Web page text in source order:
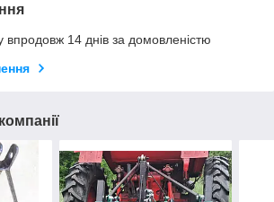
впродовж 14 днів за домовленістю